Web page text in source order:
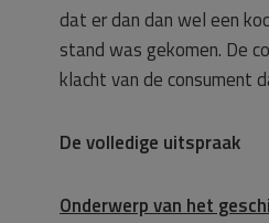
dat er dan dan wel een
stand was gekomen. De
klacht van de consument
De volledige uitspraak
Onderwerp van het